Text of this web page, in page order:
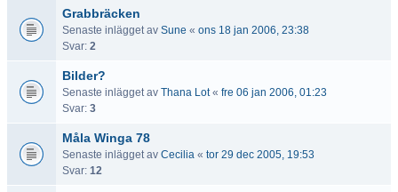
Grabbräcken
Senaste inlägget av Sune « ons 18 jan 2006, 23:38
Svar: 2
Bilder?
Senaste inlägget av Thana Lot« fre 06 jan 2006, 01:23
Svar: 3
Måla Winga 78
Senaste inlägget av Cecilia « tor 29 dec 2005, 19:53
Svar: 12